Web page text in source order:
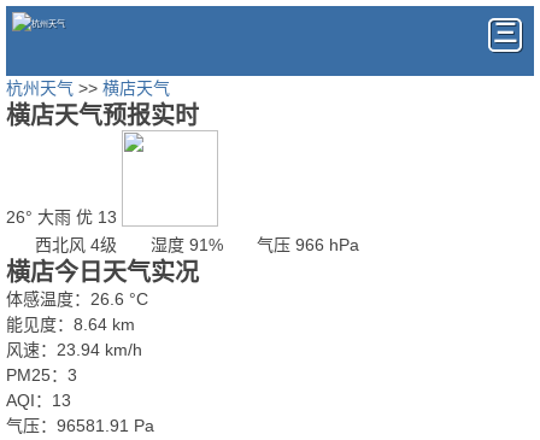
杭州天气 >> 横店天气
横店天气预报实时
26° 大雨 优 13
西北风 4级
湿度 91% 气压 966 hPa
横店今日天气实况
体感温度：26.6 °C
能见度：8.64 km
风速：23.94 km/h
PM25：3
AQI：13
气压：96581.91 Pa